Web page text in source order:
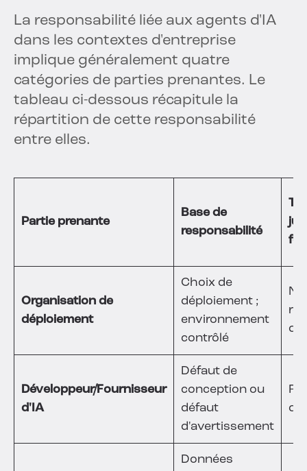
La responsabilité liée aux agents d'IA
dans les contextes d'entreprise
implique généralement quatre
catégories de parties prenantes. Le
tableau ci-dessous récapitule la
répartition de cette responsabilité
entre elles.
Partie prenante
Base de
responsabilité
Organisation de
déploiement
Choix de
déploiement ;
environnement
contrôlé
du
Développeur/Fournisseur
d'IA
Défaut de
conception ou
défaut
d'avertissement
du
Données